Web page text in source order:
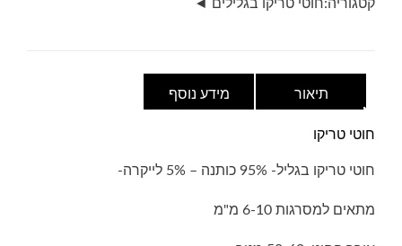
מלנג'
קטגוריה:חוטי טריקו בגלילים ◄
תיאור מידע נוסף
חוטי טריקו
חוטי טריקו בגליל- 95% כותנה – 5% לייקרה-
מתאים למסרגות 6-10 מ"מ